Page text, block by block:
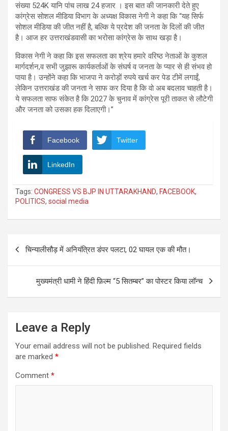
संख्या 524K यानि पांच लाख 24 हजार । इस बात की जानकारी देते हुए
कांग्रेस सोशल मीडिया विभाग के अध्यक्ष विकास नेगी ने कहा कि “यह सिर्फ
सोशल मीडिया की जीत नहीं है, बल्कि ये प्रदेश की जनता के दिलों की जीत
है। आज हर उत्तराखंडवासी का भरोसा कांग्रेस के साथ खड़ा है।
विकास नेगी ने कहा कि इस सफलता का श्रेय हमारे वरिष्ठ नेताओं के कुशल
मार्गदर्शन,व सभी जुझारू कार्यकर्ताओं के संघर्ष व जनता के प्यार से ही संभव हो
पाया है। उन्होंने कहा कि भाजपा ने करोड़ों रुपये खर्च कर पेड टीमें लगाईं,
लेकिन उत्तराखंड की जनता ने साफ कर दिया है कि वो अब बदलाव चाहती है।
ये सफलता साफ संकेत है कि 2027 के चुनाव में कांग्रेस पूरी ताकत से लौटेगी
और जनता को उसका हक दिलाएगी।”
Facebook Twitter
LinkedIn
Tags: CONGRESS VS BJP IN UTTARAKHAND, FACEBOOK,
POLITICS, social media
navigation
चिन्यालीसौड़ में अनियंत्रित डंपर पलटा, 02 घायल एक की मौत।
मुख्यमंत्री धामी ने हिंदी फ़िल्म “5 सितम्बर” का पोस्टर किया लॉन्च
Leave a Reply
Your email address will not be published. Required fields
are marked *
Comment *